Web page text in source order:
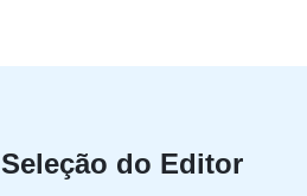
Seleção do Editor